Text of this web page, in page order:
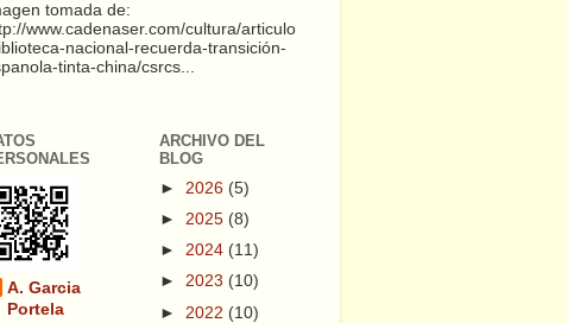
tomada de:
www.cadenaser.com/cultura/articulo
nacional-recuerda-transición-
tinta-china/csrcs...
A. Garcia
Portela
ARCHIVO DEL
BLOG
► 2026 (5)
► 2025 (8)
► 2024 (11)
► 2023 (10)
► 2022 (10)